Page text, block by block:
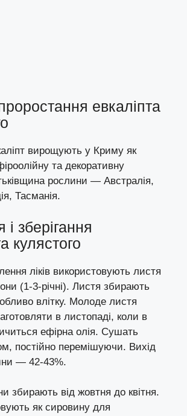
евкаліпта
вирощують у Криму як
та декоративну
рослини — Австралія,
Тасманія.
і зберігання
кулястого
ліків використовують листя
(1-3-річні). Листя збирають
влітку. Молоде листя
в листопаді, коли в
ефірна олія. Сушать
постійно перемішуючи. Вихід
— 42-43%.
збирають від жовтня до квітня.
як сировину для